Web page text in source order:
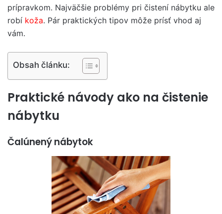
prípravkom. Najväčšie problémy pri čistení nábytku ale
robí koža. Pár praktických tipov môže prísť vhod aj
vám.
Obsah článku:
Praktické návody ako na čistenie
nábytku
Čalúnený nábytok